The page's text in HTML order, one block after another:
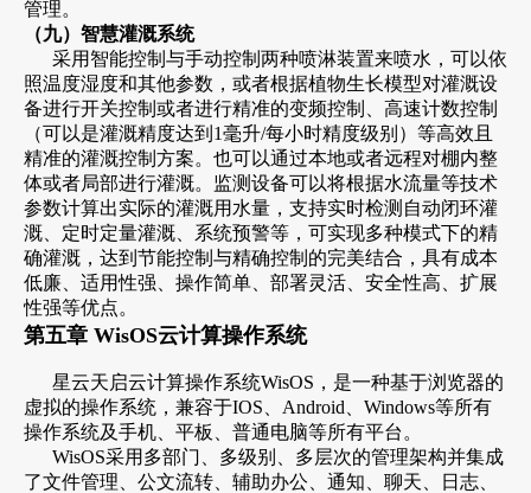
管理。
（九）智慧灌溉系统
采用智能控制与手动控制两种喷淋装置来喷水，可以依
照温度湿度和其他参数，或者根据植物生长模型对灌溉设
备进行开关控制或者进行精准的变频控制、高速计数控制
（可以是灌溉精度达到1毫升/每小时精度级别）等高效且
精准的灌溉控制方案。也可以通过本地或者远程对棚内整
体或者局部进行灌溉。监测设备可以将根据水流量等技术
参数计算出实际的灌溉用水量，支持实时检测自动闭环灌
溉、定时定量灌溉、系统预警等，可实现多种模式下的精
确灌溉，达到节能控制与精确控制的完美结合，具有成本
低廉、适用性强、操作简单、部署灵活、安全性高、扩展
性强等优点。
第五章 WisOS云计算操作系统
星云天启云计算操作系统WisOS，是一种基于浏览器的
虚拟的操作系统，兼容于IOS、Android、Windows等所有
操作系统及手机、平板、普通电脑等所有平台。
WisOS采用多部门、多级别、多层次的管理架构并集成
了文件管理、公文流转、辅助办公、通知、聊天、日志、